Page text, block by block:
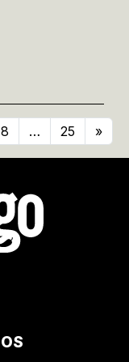
8 … 25 »